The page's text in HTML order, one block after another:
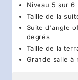
Niveau 5 sur 6
Taille de la
Suite d'angle
degrés
Taille de la
Grande salle à